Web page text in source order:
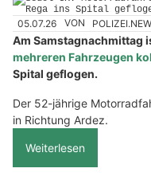
05.07.26 VON
Am Samstagnachmittag
mehreren Fahrzeugen
Spital geflogen.
Der 52-jährige
in Richtung Ardez.
Weiterlesen